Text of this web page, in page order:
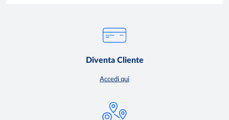
Diventa Cliente
Accedi qui